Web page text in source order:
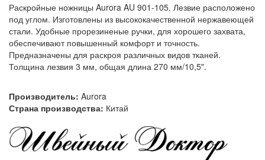
Раскройные ножницы Aurora AU 901-105. Лезвие расположено
под углом. Изготовлены из высококачественной нержавеющей
стали. Удобные прорезиненые ручки, для хорошего захвата,
обеспечивают повышенный комфорт и точность.
Предназначены для раскроя различных видов тканей.
Толщина лезвия 3 мм, общая длина 270 мм/10,5".
Производитель: Aurora
Страна производства: Китай